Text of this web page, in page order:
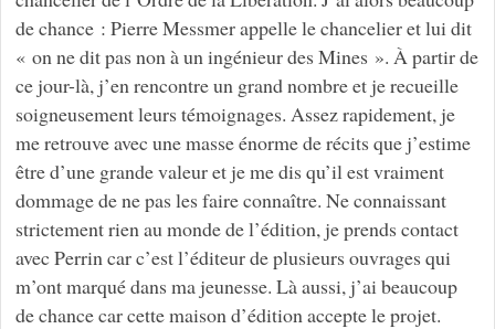
de chance : Pierre Messmer appelle le chancelier et lui dit
« on ne dit pas non à un ingénieur des Mines ». À partir de
ce jour-là, j’en rencontre un grand nombre et je recueille
soigneusement leurs témoignages. Assez rapidement, je
me retrouve avec une masse énorme de récits que j’estime
être d’une grande valeur et je me dis qu’il est vraiment
dommage de ne pas les faire connaître. Ne connaissant
strictement rien au monde de l’édition, je prends contact
avec Perrin car c’est l’éditeur de plusieurs ouvrages qui
m’ont marqué dans ma jeunesse. Là aussi, j’ai beaucoup
de chance car cette maison d’édition accepte le projet.